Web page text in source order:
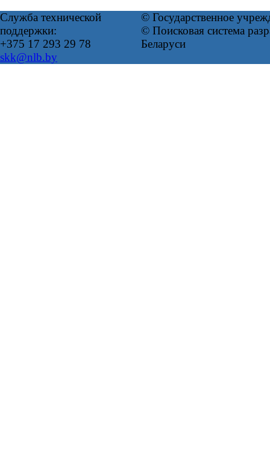
Служба технической
поддержки:
+375 17 293 29 78
skk@nlb.by
© Государственное
© Поисковая система
Беларуси